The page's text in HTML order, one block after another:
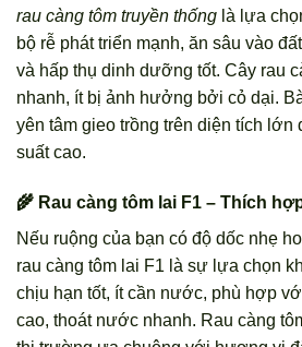
rau càng tôm truyền thống là lựa
bộ rễ phát triển mạnh, ăn sâu vào
và hấp thụ dinh dưỡng tốt. Cây rau
nhanh, ít bị ảnh hưởng bởi cỏ dại.
yên tâm gieo trồng trên diện tích lớn
suất cao.
🌾 Rau càng tôm lai F1 – Thích
Nếu ruộng của bạn có độ dốc nhẹ
rau càng tôm lai F1 là sự lựa chọn
chịu hạn tốt, ít cần nước, phù hợp
cao, thoát nước nhanh. Rau càng